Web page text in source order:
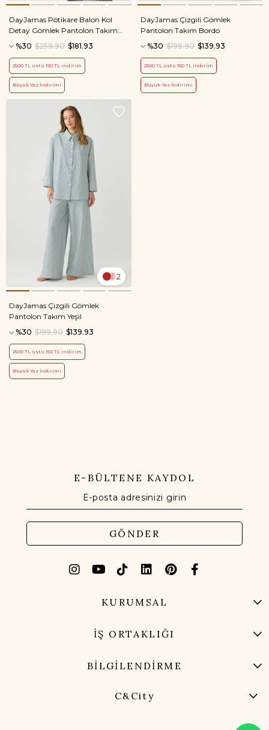
DayJamas Pötikare Balon Kol
Detay Gömlek Pantolon Takım
%30 $181.93
$259.90
2500 TL üstü 150 TL indirim
Büyük Yaz İndirimi
DayJamas Çizgili Gömlek
Pantolon Takım Bordo
%30
$139.93
$199.90
2500 TL üstü 150 TL indirim
Büyük Yaz İndirimi
2
DayJamas Çizgili Gömlek
Pantolon Takım Yeşil
%30
$139.93
$199.90
2500 TL üstü 150 TL indirim
Büyük Yaz İndirimi
E-BÜLTENE KAYDOL
GÖNDER
KURUMSAL
İŞ ORTAKLIĞI
BİLGİLENDİRME
C&City